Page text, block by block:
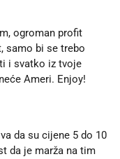
ogroman profit
samo bi se trebo
i svatko iz tvoje
Ameri. Enjoy!
da su cijene 5 do 10
da je marža na tim